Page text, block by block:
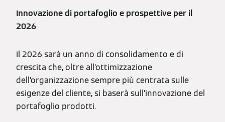
Innovazione di portafoglio e prospettive per il
2026
Il 2026 sarà un anno di consolidamento e di
crescita che, oltre all’ottimizzazione
dell’organizzazione sempre più centrata sulle
esigenze del cliente, si baserà sull’innovazione del
portafoglio prodotti.